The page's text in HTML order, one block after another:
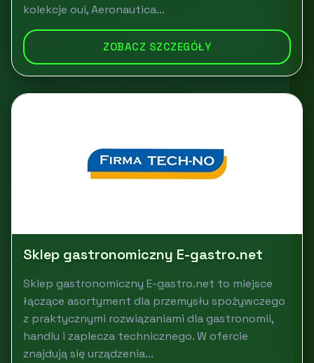
kolekcje oui, Aeronautica...
ZOBACZ SZCZEGÓŁY
Sklep gastronomiczny E-gastro.net
Sklep gastronomiczny E-gastro.net to miejsce
łączące asortyment dla przemysłu spożywczego
z praktycznymi rozwiązaniami dla gastronomii,
handlu i zaplecza technicznego. W ofercie
znajdują się urządzenia...